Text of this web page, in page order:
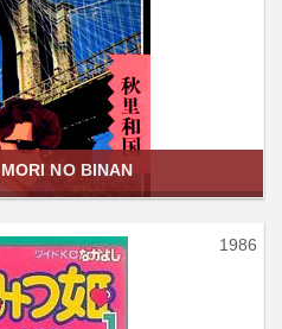
NO BINAN
1986